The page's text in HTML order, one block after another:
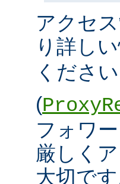
アクセ
り詳し
ください
(
フォワ
厳しく
大切で